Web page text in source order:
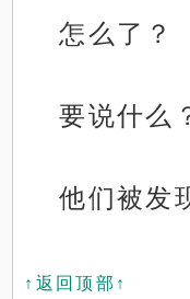
怎么了？
要说什么
他们被发
↑返回顶部↑